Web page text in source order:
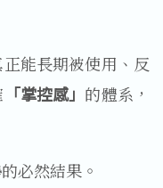
能長期被使用、反
「掌控感」 的體系，
必然結果。